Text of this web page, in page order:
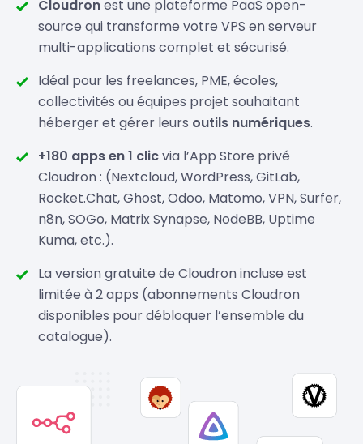
Cloudronest une plateforme PaaS open-
source qui transforme votre VPS en serveur
multi-applications complet et sécurisé.
Idéal pour les freelances, PME, écoles,
collectivités ou équipes projet souhaitant
héberger et gérer leurs outils numériques.
+180 apps en 1 clicvia l’App Store privé
Cloudron : (Nextcloud, WordPress, GitLab,
Rocket.Chat, Ghost, Odoo, Matomo, VPN, Surfer,
n8n, SOGo, Matrix Synapse, NodeBB, Uptime
Kuma, etc.).
La version gratuite de Cloudron incluse est
limitée à 2 apps (abonnements Cloudron
disponibles pour débloquer l’ensemble du
catalogue).